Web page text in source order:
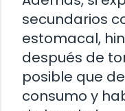
secundarios
estomacal,
después de
posible que
consumo y